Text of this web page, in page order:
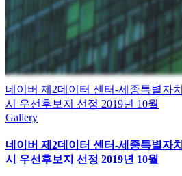
네이버 제2데이터 센터-세종특별자치
시 우선후보지 선정 2019년 10월
Gallery
네이버 제2데이터 센터-세종특별자치
시 우선후보지 선정 2019년 10월